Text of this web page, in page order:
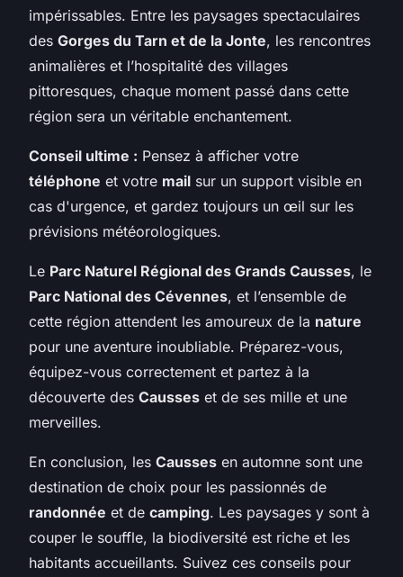
impérissables. Entre les paysages spectaculaires
des Gorges du Tarn et de la Jonte, les rencontres
animalières et l’hospitalité des villages
pittoresques, chaque moment passé dans cette
région sera un véritable enchantement.
Conseil ultime : Pensez à afficher votre
téléphone et votre mail sur un support visible en
cas d'urgence, et gardez toujours un œil sur les
prévisions météorologiques.
Le Parc Naturel Régional des Grands Causses, le
Parc National des Cévennes, et l’ensemble de
cette région attendent les amoureux de la nature
pour une aventure inoubliable. Préparez-vous,
équipez-vous correctement et partez à la
découverte des Causses et de ses mille et une
merveilles.
En conclusion, les Causses en automne sont une
destination de choix pour les passionnés de
randonnée et de camping. Les paysages y sont à
couper le souffle, la biodiversité est riche et les
habitants accueillants. Suivez ces conseils pour